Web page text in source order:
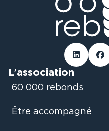
Linked-
L’association
60 000 rebonds
Être accompagné